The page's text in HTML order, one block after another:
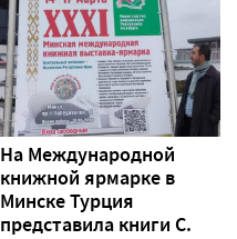
На Международной
книжной ярмарке в
Минске Турция
представила книги С.